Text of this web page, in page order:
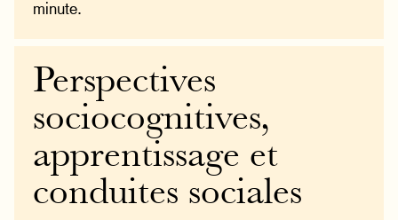
minute.
Perspectives
sociocognitives,
apprentissage et
conduites sociales